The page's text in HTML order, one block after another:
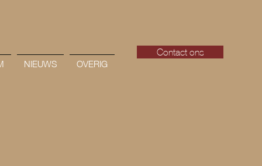
Contact ons
NIEUWS OVERIG